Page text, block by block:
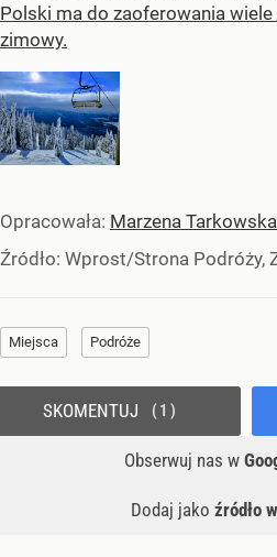
Polski ma do zaoferowania
zimowy.
Opracowała: Marzena Tarkowska
Źródło: Wprost/Strona Podróży,
Miejsca Podróże
Obserwuj nas w
Dodaj jako źródło
SKOMENTUJ 1